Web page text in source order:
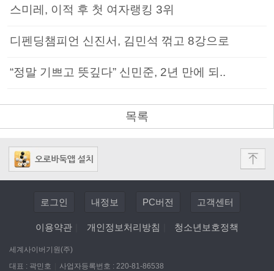
스미레, 이적 후 첫 여자랭킹 3위
디펜딩챔피언 신진서, 김민석 꺾고 8강으로
“정말 기쁘고 뜻깊다” 신민준, 2년 만에 되..
목록
로그인 내정보 PC버전 고객센터
이용약관 개인정보처리방침 청소년보호정책
세계사이버기원(주)
대표 : 곽민호
사업자등록번호 : 220-81-86538